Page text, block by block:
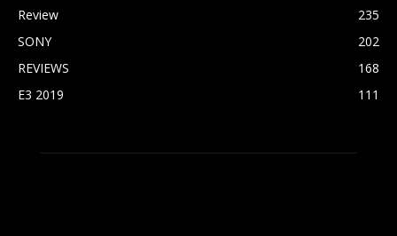
Review
235
SONY
202
REVIEWS
168
E3 2019
111